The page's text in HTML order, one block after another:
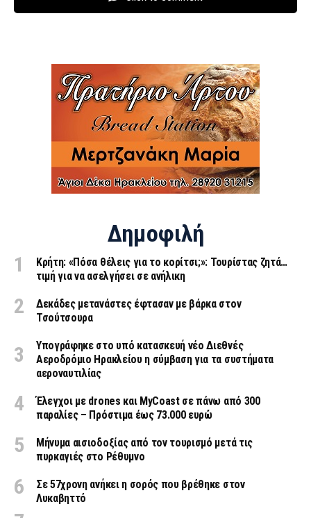
Δημοφιλή
Κρήτη: «Πόσα θέλεις για το κορίτσι;»: Τουρίστας ζητά…
τιμή για να ασελγήσει σε ανήλικη
Δεκάδες μετανάστες έφτασαν με βάρκα στον
Τσούτσουρα
Υπογράφηκε στο υπό κατασκευή νέο Διεθνές
Αεροδρόμιο Ηρακλείου η σύμβαση για τα συστήματα
αεροναυτιλίας
Έλεγχοι με drones και MyCoast σε πάνω από 300
παραλίες – Πρόστιμα έως 73.000 ευρώ
Μήνυμα αισιοδοξίας από τον τουρισμό μετά τις
πυρκαγιές στο Ρέθυμνο
Σε 57χρονη ανήκει η σορός που βρέθηκε στον
Λυκαβηττό